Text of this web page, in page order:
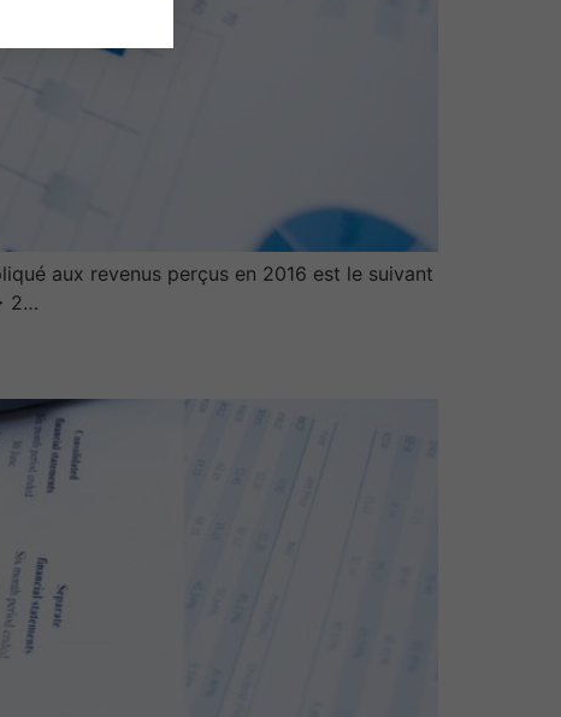
aux revenus perçus en 2016 est le suivant
2…